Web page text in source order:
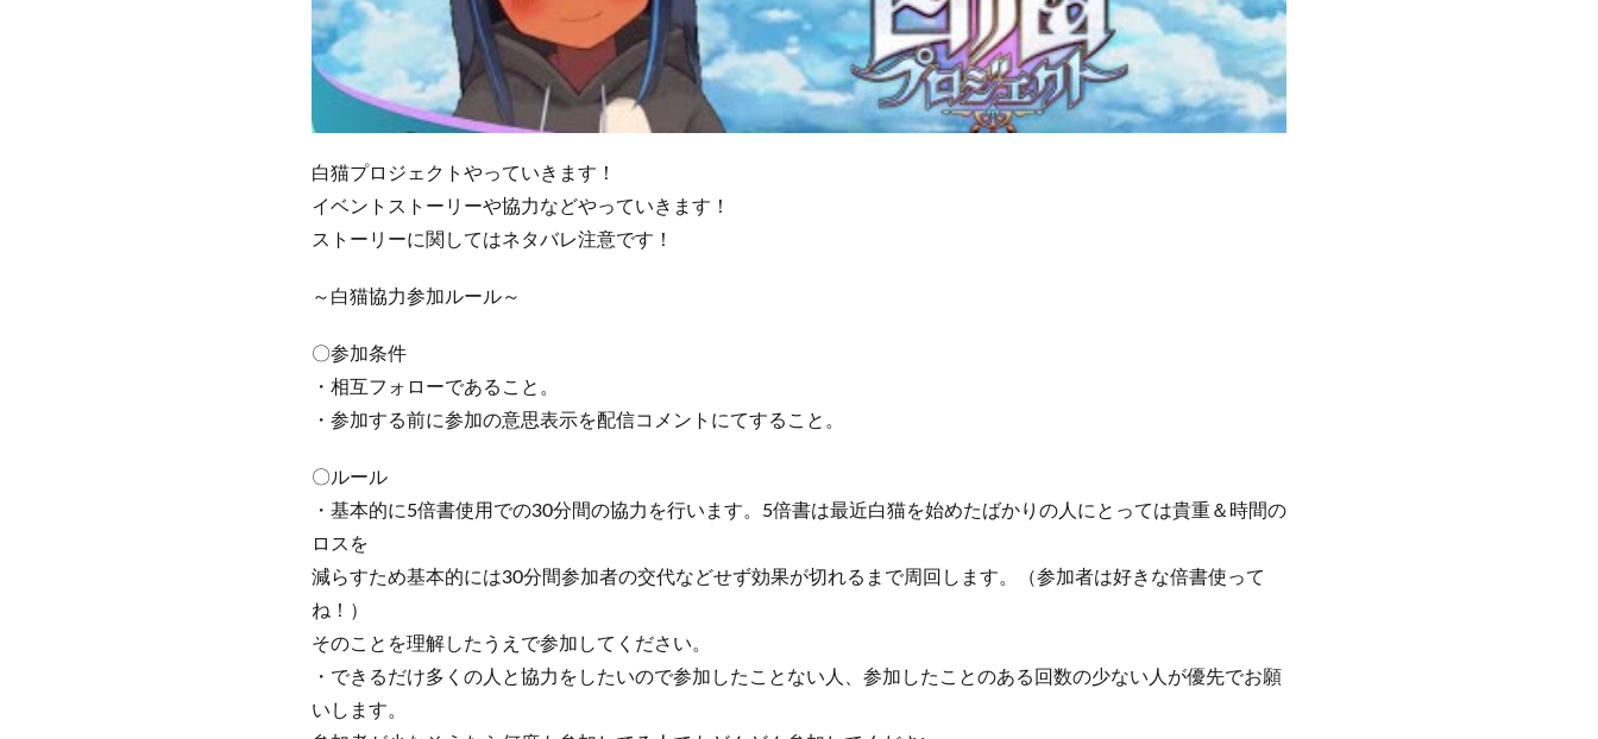
白猫プロジェクトやっていきます！
イベントストーリーや協力などやっていきます！
ストーリーに関してはネタバレ注意です！
～白猫協力参加ルール～
〇参加条件
・相互フォローであること。
・参加する前に参加の意思表示を配信コメントにてすること。
〇ルール
・基本的に5倍書使用での30分間の協力を行います。5倍書は最近白猫を始めたばかりの人にとっては貴重＆時間の
ロスを
減らすため基本的には30分間参加者の交代などせず効果が切れるまで周回します。（参加者は好きな倍書使って
ね！）
そのことを理解したうえで参加してください。
・できるだけ多くの人と協力をしたいので参加したことない人、参加したことのある回数の少ない人が優先でお願
いします。